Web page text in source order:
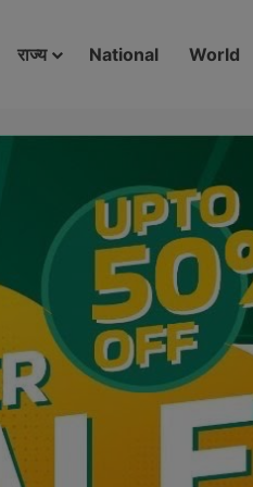
राज्य National World